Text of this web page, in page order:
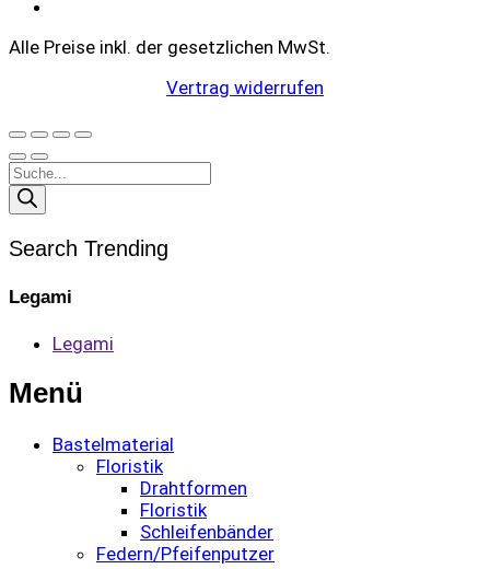
Alle Preise inkl. der gesetzlichen MwSt.
Vertrag widerrufen
Products
search
Search Trending
Legami
Legami
Menü
Bastelmaterial
Floristik
Drahtformen
Floristik
Schleifenbänder
Federn/Pfeifenputzer